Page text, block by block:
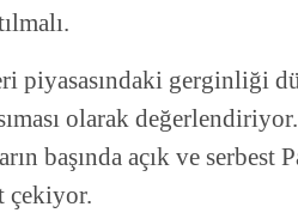
piyasasındaki gerginliği
olarak
başında açık ve serbest
çekiyor.